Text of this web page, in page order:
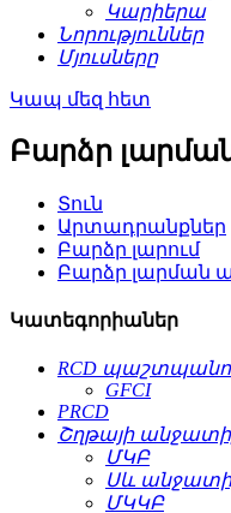
Կարիերա
Նորություններ
Մյուսները
Կապ մեզ հետ
Բարձր
Տուն
Արտադրանքներ
Բարձր լարում
Բարձր լարման
Կատեգորիաներ
RCD
GFCI
PRCD
Շղթայի
ՄԿԲ
Սև
ՄԿԿԲ